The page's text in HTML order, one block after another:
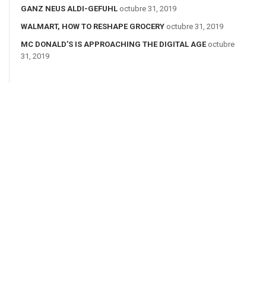
GANZ NEUS ALDI-GEFUHL octubre 31, 2019
WALMART, HOW TO RESHAPE GROCERY octubre 31, 2019
MC DONALD’S IS APPROACHING THE DIGITAL AGE octubre
31, 2019